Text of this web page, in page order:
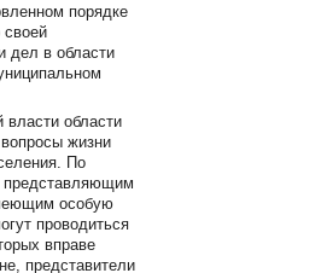
порядке
дел в области
власти области
жизни
По
представляющим
особую
проводиться
вправе
представители